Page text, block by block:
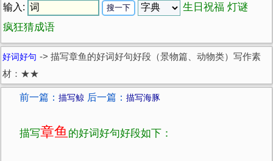
输入: 生日祝福 灯谜
疯狂猜成语
好词好句 -> 描写章鱼的好词好句好段（景物篇、动物类）写作素
材：★★
前一篇： 描写鲸 后一篇： 描写海豚
描写章鱼 的好词好句好段如下：